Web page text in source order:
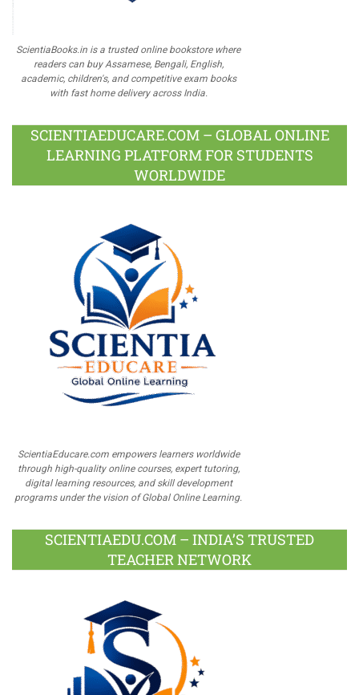
ScientiaBooks.in is a trusted online bookstore where
readers can buy Assamese, Bengali, English,
academic, children's, and competitive exam books
with fast home delivery across India.
SCIENTIAEDUCARE.COM – GLOBAL ONLINE
LEARNING PLATFORM FOR STUDENTS
WORLDWIDE
ScientiaEducare.com empowers learners worldwide
through high-quality online courses, expert tutoring,
digital learning resources, and skill development
programs under the vision of Global Online Learning.
SCIENTIAEDU.COM – INDIA’S TRUSTED
TEACHER NETWORK